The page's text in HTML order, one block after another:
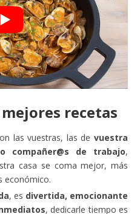
recetas
las vuestras, las de vuestra
de trabajo,
casa se coma mejor, más
económico.
, es divertida, emocionante
, dedicarle tiempo es